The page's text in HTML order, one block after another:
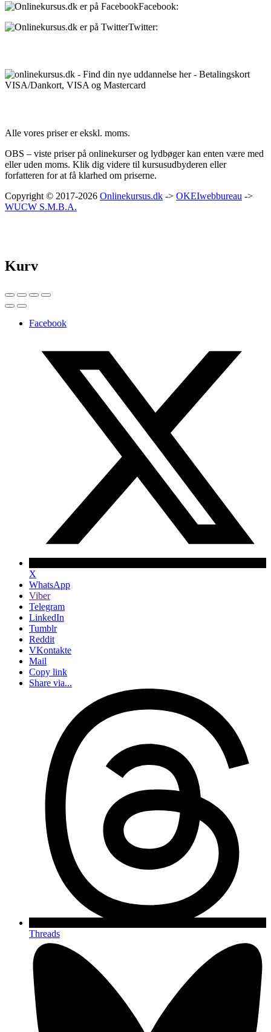
Facebook:
Twitter:
Alle vores priser er ekskl. moms.
OBS – viste priser på onlinekurser og lydbøger kan enten være med
eller uden moms. Klik dig videre til kursusudbyderen eller
forfatteren for at få klarhed om priserne.
Copyright © 2017-2026 Onlinekursus.dk -> OKEIwebbureau ->
WUCW S.M.B.A.
Kurv
Facebook
X
WhatsApp
Viber
Telegram
LinkedIn
Tumblr
Reddit
VKontakte
Mail
Copy link
Share via...
Threads